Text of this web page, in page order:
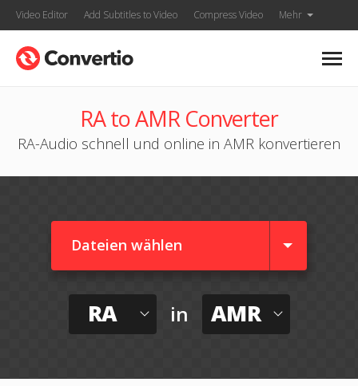
Video Editor Add Subtitles to Video Compress Video Mehr
RA to AMR Converter
RA-Audio schnell und online in AMR konvertieren
Dateien wählen
RA in AMR